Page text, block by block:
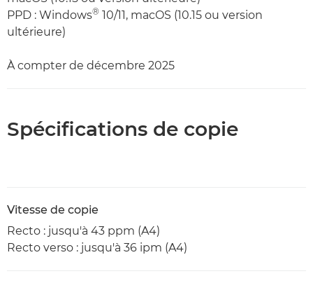
PPD : Windows® 10/11, macOS (10.15 ou version
ultérieure)
À compter de décembre 2025
Spécifications de copie
Vitesse de copie
Recto : jusqu'à 43 ppm (A4)
Recto verso : jusqu'à 36 ipm (A4)